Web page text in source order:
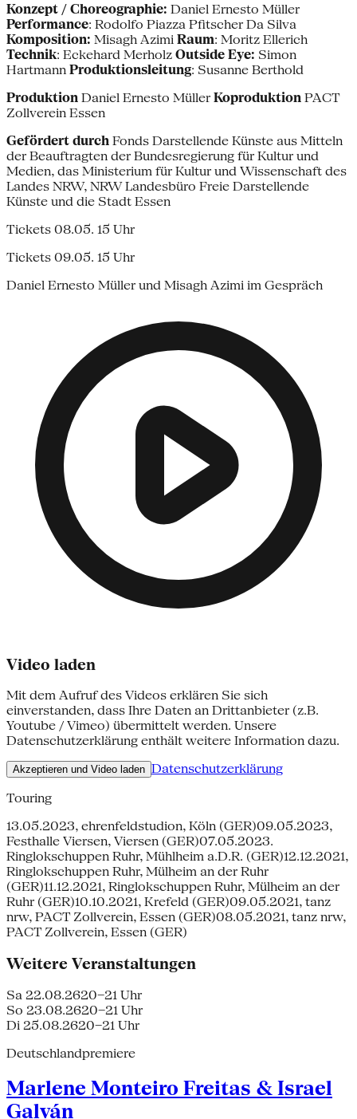
Konzept / Choreographie: Daniel Ernesto Müller
Performance: Rodolfo Piazza Pfitscher Da Silva
Komposition: Misagh Azimi Raum: Moritz Ellerich
Technik: Eckehard Merholz Outside Eye: Simon
Hartmann Produktionsleitung: Susanne Berthold
Produktion Daniel Ernesto Müller Koproduktion PACT
Zollverein Essen
Gefördert durch Fonds Darstellende Künste aus Mitteln
der Beauftragten der Bundesregierung für Kultur und
Medien, das Ministerium für Kultur und Wissenschaft des
Landes NRW, NRW Landesbüro Freie Darstellende
Künste und die Stadt Essen
Tickets 08.05. 15 Uhr
Tickets 09.05. 15 Uhr
Daniel Ernesto Müller und Misagh Azimi im Gespräch
Video laden
Mit dem Aufruf des Videos erklären Sie sich
einverstanden, dass Ihre Daten an Drittanbieter (z.B.
Youtube / Vimeo) übermittelt werden. Unsere
Datenschutzerklärung enthält weitere Information dazu.
Akzeptieren und Video laden Datenschutzerklärung
Touring
13.05.2023, ehrenfeldstudion, Köln (GER)09.05.2023,
Festhalle Viersen, Viersen (GER)07.05.2023.
Ringlokschuppen Ruhr, Mühlheim a.D.R. (GER)12.12.2021,
Ringlokschuppen Ruhr, Mülheim an der Ruhr
(GER)11.12.2021, Ringlokschuppen Ruhr, Mülheim an der
Ruhr (GER)10.10.2021, Krefeld (GER)09.05.2021, tanz
nrw, PACT Zollverein, Essen (GER)08.05.2021, tanz nrw,
PACT Zollverein, Essen (GER)
Weitere Veranstaltungen
Sa 22.08.2620–21 Uhr
So 23.08.2620–21 Uhr
Di 25.08.2620–21 Uhr
Deutschlandpremiere
Marlene Monteiro Freitas & Israel
Galván